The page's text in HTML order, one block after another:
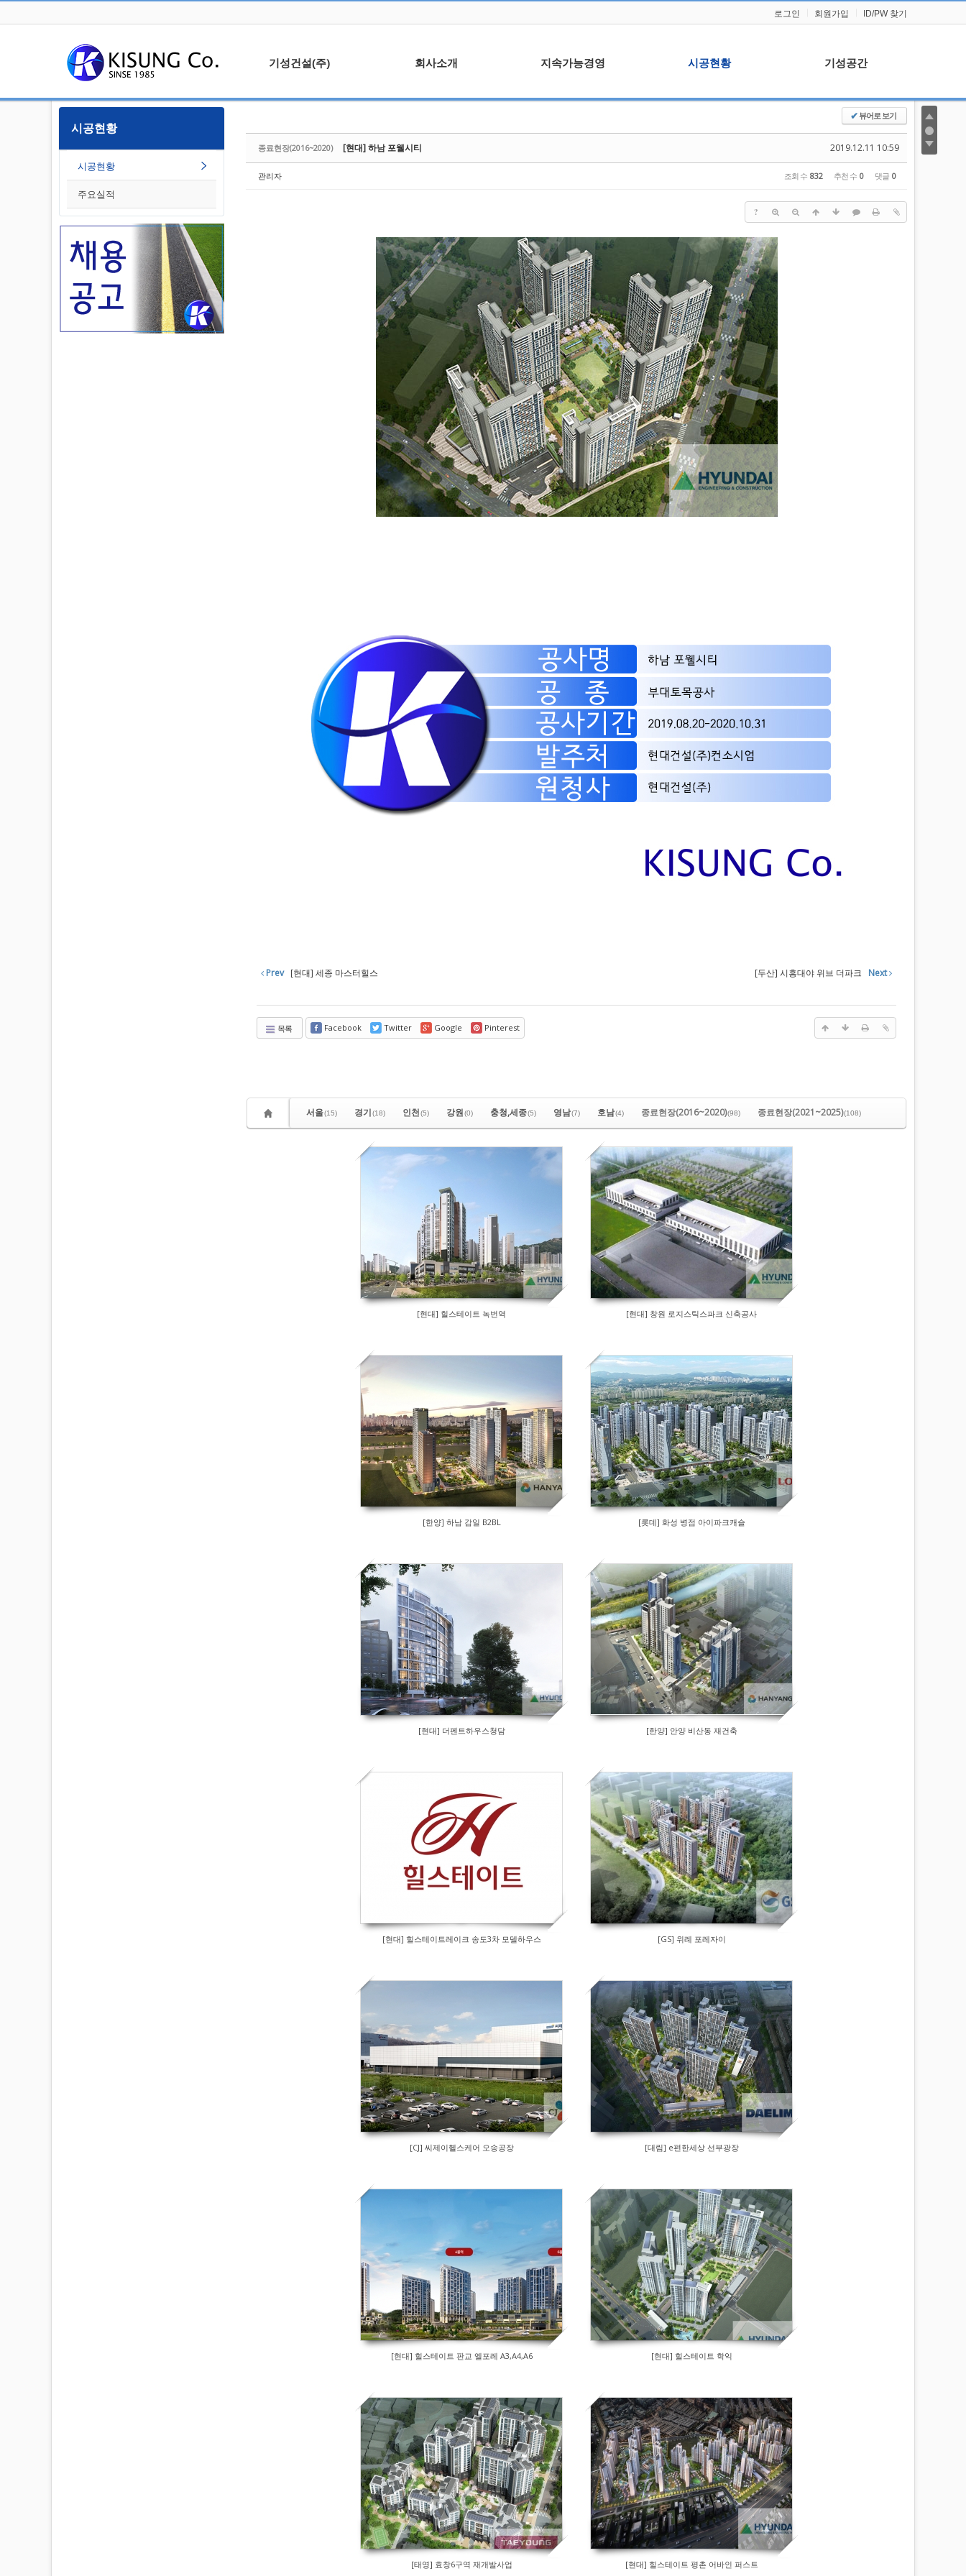
로그인 회원가입 ID/PW 찾기
기성건설(주)
오시는길
알립니다
회사소개
사업분야
지속가능경영
ESG 현황
시공현황
주요실적
기성공간
기성이야기
본사일정
자료실
시공현황
시공현황
주요실적
✔뷰어로 보기
종료현장(2016~2020) 2019.12.11 10:59
[현대] 하남 포웰시티
관리자 조회 수 832 추천 수 0 댓글 0
?
Prev [현대] 세종 마스터힐스 [두산] 시흥대야 위브 더파크 Next
목록 Facebook Twitter Google Pinterest
서울(15) 경기(18) 인천(5) 강원(0) 충청,세종(5) 영남(7) 호남(4) 종료현장(2016~2020)(98) 종료현장(2021~2025)(108)
[현대] 힐스테이트 녹번역 [현대] 창원 로지스틱스파크 신축공사
[한양] 하남 감일 B2BL [롯데] 화성 병점 아이파크캐슬
[현대] 더펜트하우스청담 [한양] 안양 비산동 재건축
[현대] 힐스테이트레이크 송도3차 모델하우스 [GS] 위례 포레자이
[CJ] 씨제이헬스케어 오송공장 [대림] e편한세상 선부광장
[현대] 힐스테이트 판교 엘포레 A3,A4,A6 [현대] 힐스테이트 학익
[태영] 효창6구역 재개발사업 [현대] 힐스테이트 평촌 어바인 퍼스트
Sketchbook5, 스케치북5
Sketchbook5, 스케치북5